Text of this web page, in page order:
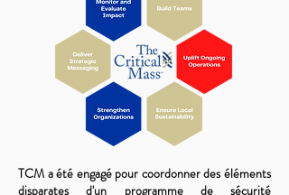
TCM a été engagé pour coordonner des éléments
disparates d'un programme de sécurité